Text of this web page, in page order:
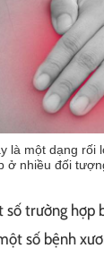
là một dạng rối
ở nhiều đối
số trường hợp
số bệnh